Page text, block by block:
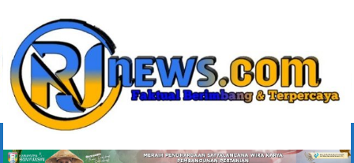
konten
rjonlinenews.com